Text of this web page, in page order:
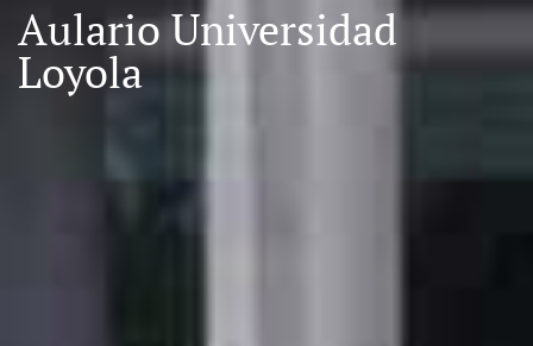
Aulario Universidad
Loyola